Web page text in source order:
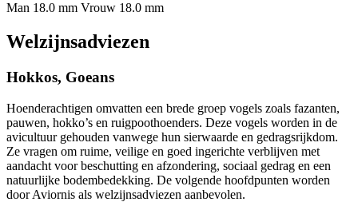
Man 18.0 mm Vrouw 18.0 mm
Welzijnsadviezen
Hokkos, Goeans
Hoenderachtigen omvatten een brede groep vogels zoals fazanten,
pauwen, hokko’s en ruigpoothoenders. Deze vogels worden in de
avicultuur gehouden vanwege hun sierwaarde en gedragsrijkdom.
Ze vragen om ruime, veilige en goed ingerichte verblijven met
aandacht voor beschutting en afzondering, sociaal gedrag en een
natuurlijke bodembedekking. De volgende hoofdpunten worden
door Aviornis als welzijnsadviezen aanbevolen.